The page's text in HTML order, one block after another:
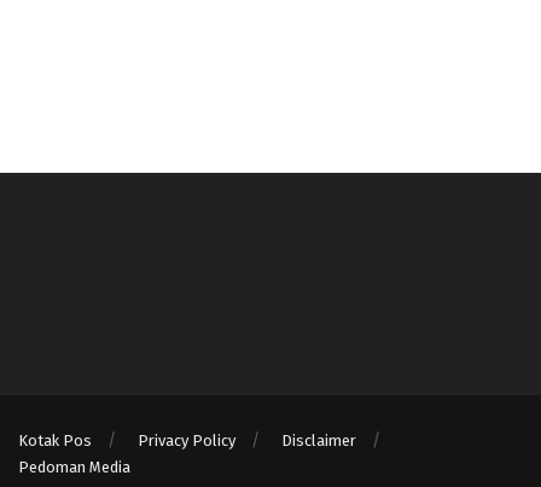
Kotak Pos Privacy Policy
Disclaimer
Pedoman Media